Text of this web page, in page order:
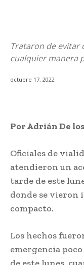
Trataron de evitar
cualquier manera
octubre 17, 2022
Por Adrián De
Oficiales de
atendieron un
tarde de este
donde se vieron
compacto.
Los hechos
emergencia